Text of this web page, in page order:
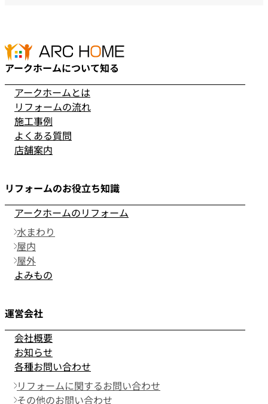
アークホームについて知る
アークホームとは
リフォームの流れ
施工事例
よくある質問
店舗案内
リフォームのお役立ち知識
アークホームのリフォーム
水まわり
屋内
屋外
よみもの
運営会社
会社概要
お知らせ
各種お問い合わせ
リフォームに関するお問い合わせ
その他のお問い合わせ